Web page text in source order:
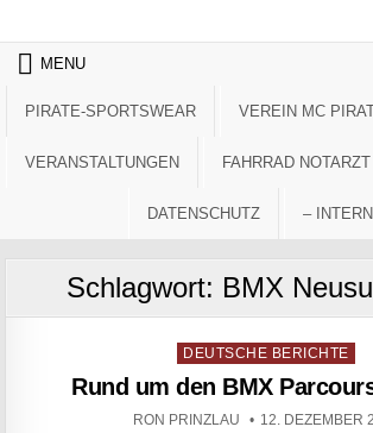
MENU
PIRATE-SPORTSWEAR VEREIN MC
VERANSTALTUNGEN FAHRRAD NOTARZT
DATENSCHUTZ –
Schlagwort: BMX
Posted in
DEUTSCHE BERICHTE
Rund um den BMX
AUTHOR:
RON PRINZLAU PUBLISHED
12. DEZEMBER